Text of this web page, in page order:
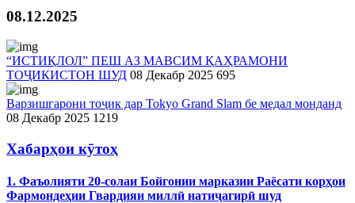
08.12.2025
“ИСТИҚЛОЛ” ПЕШ АЗ МАВСИМ ҚАҲРАМОНИ
ТОҶИКИСТОН ШУД 08 Декабр 2025 695
Варзишгарони тоҷик дар Tokyo Grand Slam бе медал монданд
08 Декабр 2025 1219
Хабарҳои кӯтоҳ
1. Фаъолияти 20-солаи Бойгонии марказии Раёсати корҳои
Фармондеҳии Гвардияи миллӣ натиҷагирӣ шуд